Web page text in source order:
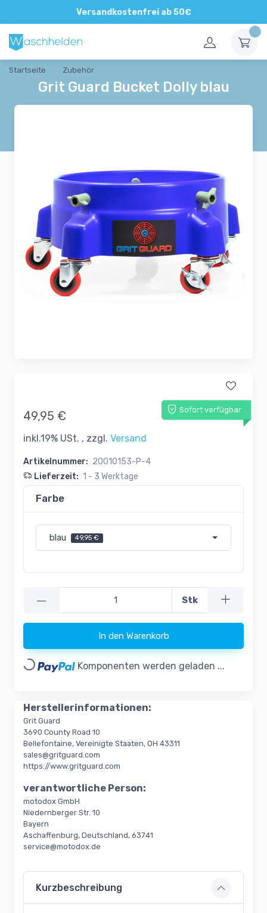
Versandkostenfrei ab 50€
Direkte und persönliche Beratung
Startseite Zubehör
Grit Guard Bucket Dolly blau
Sofort verfügbar
49,95 €
inkl.19% USt. , zzgl. Versand
Artikelnummer: 20010153-P-4
Lieferzeit: 1 - 3 Werktage
Farbe
blau 49,95 €
— Stk
In den Warenkorb
Loading... Komponenten werden geladen ...
Herstellerinformationen:
Grit Guard
3690 County Road 10
Bellefontaine, Vereinigte Staaten, OH 43311
sales@gritguard.com
https://www.gritguard.com
verantwortliche Person:
motodox GmbH
Niedernberger Str. 10
Bayern
Aschaffenburg, Deutschland, 63741
service@motodox.de
Kurzbeschreibung